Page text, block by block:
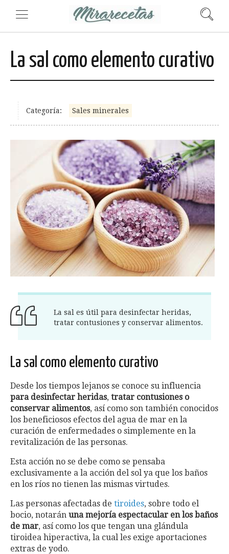
La sal como elemento curativo
Categoría: Sales minerales
La sal es útil para desinfectar heridas,
tratar contusiones y conservar alimentos.
La sal como elemento curativo
Desde los tiempos lejanos se conoce su influencia
para desinfectar heridas, tratar contusiones o
conservar alimentos, así como son también conocidos
los beneficiosos efectos del agua de mar en la
curación de enfermedades o simplemente en la
revitalización de las personas.
Esta acción no se debe como se pensaba
exclusivamente a la acción del sol ya que los baños
en los ríos no tienen las mismas virtudes.
Las personas afectadas de tiroides, sobre todo el
bocio, notarán una mejoría espectacular en los baños
de mar, así como los que tengan una glándula
tiroidea hiperactiva, la cual les exige aportaciones
extras de yodo.